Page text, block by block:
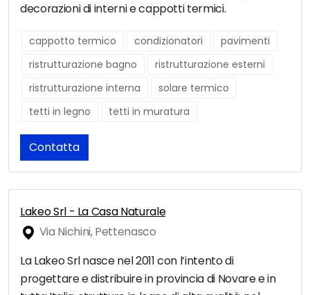
decorazioni di interni e cappotti termici.
cappotto termico condizionatori
pavimenti
ristrutturazione bagno
ristrutturazione esterni
ristrutturazione interna
solare termico
tetti in legno
tetti in muratura
Contatta
Lakeo Srl - La Casa Naturale
Via Nichini, Pettenasco
La Lakeo Srl nasce nel 2011 con l’intento di
progettare e distribuire in provincia di Novare e in